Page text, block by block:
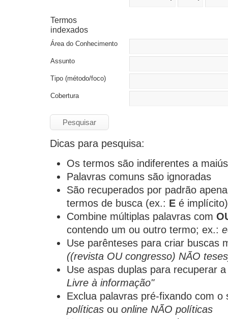
Termos
indexados
Área do Conhecimento
Assunto
Tipo (método/foco)
Cobertura
Dicas para pesquisa:
Os termos são indiferentes a
Palavras comuns são ignoradas
São recuperados por padrão
termos de busca (ex.: Eé implícito)
Combine múltiplas palavras com
contendo um ou outro termo; ex.:
Use parênteses para criar buscas
((revista OU congresso) NÃO
Use aspas duplas para recuperar
Livre à informação"
Exclua palavras pré-fixando com o
políticasou online NÃO políticas